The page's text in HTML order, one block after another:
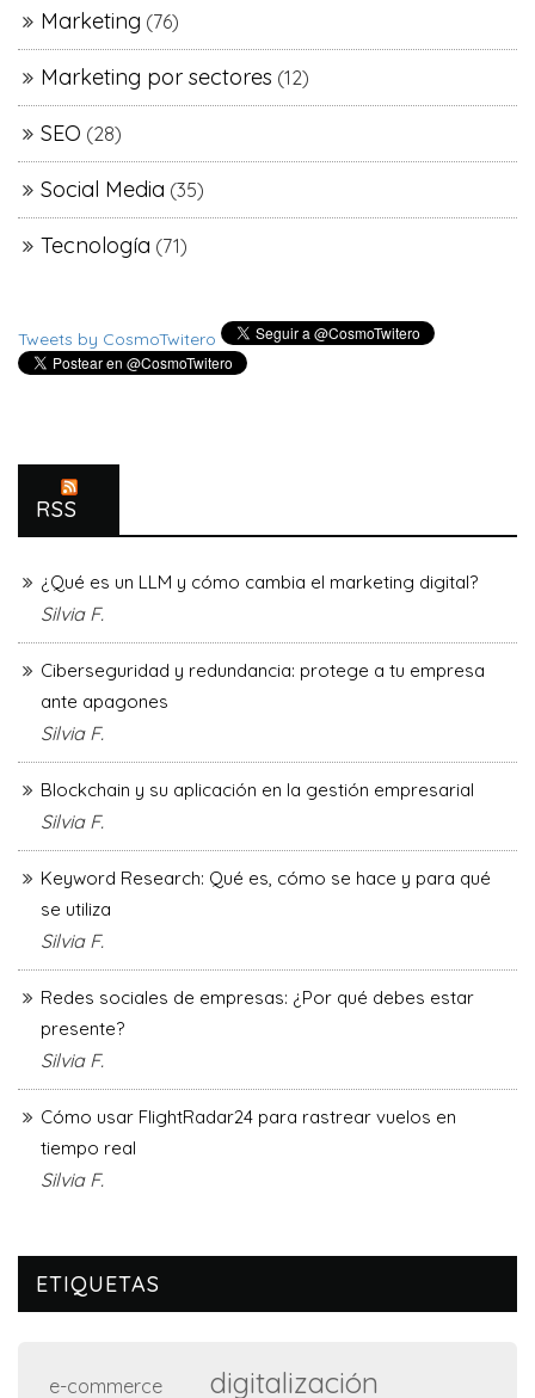
Marketing (76)
Marketing por sectores (12)
SEO (28)
Social Media (35)
Tecnología (71)
Tweets by CosmoTwitero
RSS
¿Qué es un LLM y cómo cambia el marketing digital?
Silvia F.
Ciberseguridad y redundancia: protege a tu empresa
ante apagones
Silvia F.
Blockchain y su aplicación en la gestión empresarial
Silvia F.
Keyword Research: Qué es, cómo se hace y para qué
se utiliza
Silvia F.
Redes sociales de empresas: ¿Por qué debes estar
presente?
Silvia F.
Cómo usar FlightRadar24 para rastrear vuelos en
tiempo real
Silvia F.
ETIQUETAS
e-commerce digitalización